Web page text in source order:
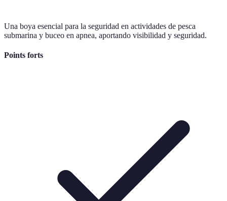
Una boya esencial para la seguridad en actividades de pesca
submarina y buceo en apnea, aportando visibilidad y seguridad.
Points forts